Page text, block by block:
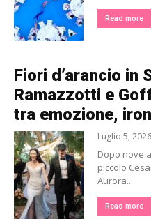
Read more
Fiori d’arancio in
Ramazzotti e
tra emozione,
Luglio 5, 2026
Dopo nove
piccolo
Aurora...
Read more